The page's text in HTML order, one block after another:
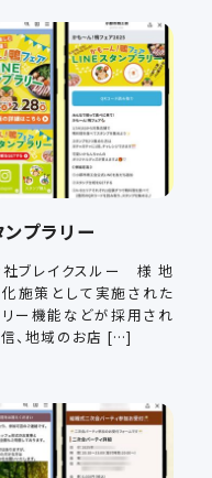
プラリー
ブレイクスルー 様 地
施策として実施された
ー機能などが採用され
、地域のお店 […]